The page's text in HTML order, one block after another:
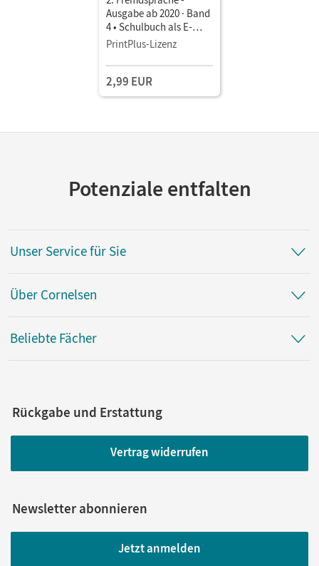
Ausgabe ab 2020 · Band
4 • Schulbuch als E-
Book Mit Medien
PrintPlus-Lizenz
2,99 EUR
Potenziale entfalten
Unser Service für Sie
Über Cornelsen
Beliebte Fächer
Rückgabe und Erstattung
Vertrag widerrufen
Newsletter abonnieren
Jetzt anmelden